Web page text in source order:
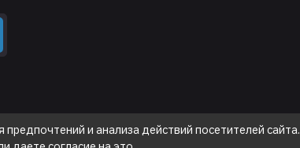
и анализа действий посетителей сайта.